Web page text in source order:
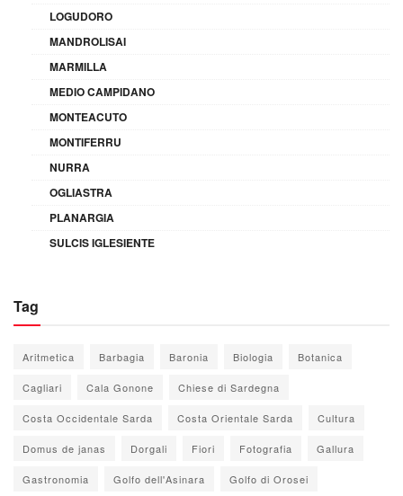
LOGUDORO
MANDROLISAI
MARMILLA
MEDIO CAMPIDANO
MONTEACUTO
MONTIFERRU
NURRA
OGLIASTRA
PLANARGIA
SULCIS IGLESIENTE
Tag
Aritmetica Barbagia Baronia Biologia Botanica
Cagliari Cala Gonone Chiese di Sardegna
Costa Occidentale Sarda Costa Orientale Sarda Cultura
Domus de janas Dorgali Fiori Fotografia Gallura
Gastronomia Golfo dell'Asinara Golfo di Orosei